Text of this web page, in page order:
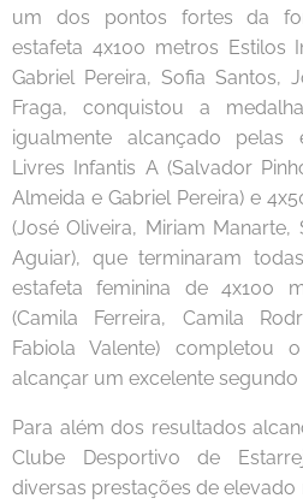
um dos pontos fortes da
estafeta 4x100 metros Estilos
Gabriel Pereira, Sofia Santos,
Fraga, conquistou a
igualmente alcançado pelas
Livres Infantis A (Salvador
Almeida e Gabriel Pereira) e
(José Oliveira, Miriam Manarte,
Aguiar), que terminaram
estafeta feminina de 4x100
(Camila Ferreira, Camila
Fabiola Valente) completou
alcançar um excelente segundo
Para além dos resultados
Clube Desportivo de
diversas prestações de